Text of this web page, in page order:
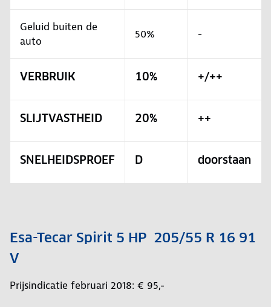
Geluid buiten de
auto
50% -
VERBRUIK 10% +/++
SLIJTVASTHEID 20% ++
SNELHEIDSPROEF D doorstaan
Esa-Tecar Spirit 5 HP 205/55 R 16 91
V
Prijsindicatie februari 2018: € 95,-